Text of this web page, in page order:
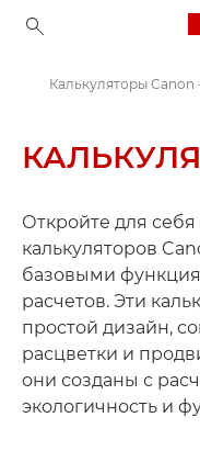
Откройте для
калькуляторов
базовыми
расчетов. Эти
простой дизайн,
расцветки и
они созданы с
экологичность и